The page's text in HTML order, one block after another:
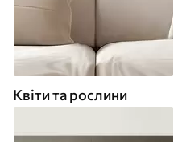
Квіти та рослини